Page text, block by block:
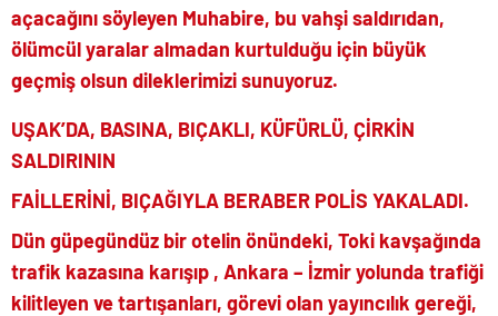
açacağını söyleyen Muhabire, bu vahşi saldırıdan,
ölümcül yaralar almadan kurtulduğu için büyük
geçmiş olsun dileklerimizi sunuyoruz.
UŞAK’DA, BASINA, BIÇAKLI, KÜFÜRLÜ, ÇİRKİN
SALDIRININ
FAİLLERİNİ, BIÇAĞIYLA BERABER POLİS YAKALADI.
Dün güpegündüz bir otelin önündeki, Toki kavşağında
trafik kazasına karışıp , Ankara – İzmir yolunda trafiği
kilitleyen ve tartışanları, görevi olan yayıncılık gereği,